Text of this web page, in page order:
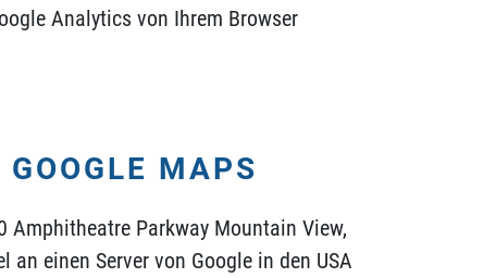
Analytics von Ihrem Browser
MAPS
Amphitheatre Parkway Mountain View,
an einen Server von Google in den USA